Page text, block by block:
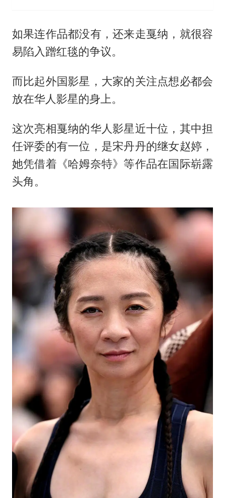
如果连作品都没有，还来走戛纳，就很容
易陷入蹭红毯的争议。
而比起外国影星，大家的关注点想必都会
放在华人影星的身上。
这次亮相戛纳的华人影星近十位，其中担
任评委的有一位，是宋丹丹的继女赵婷，
她凭借着《哈姆奈特》等作品在国际崭露
头角。